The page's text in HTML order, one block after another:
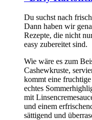
Du suchst nach
Dann haben wir
Rezepte, die nicht
easy zubereitet sind.
Wie wäre es zum
Cashewkruste,
kommt eine
echtes
mit
und einem
sättigend und